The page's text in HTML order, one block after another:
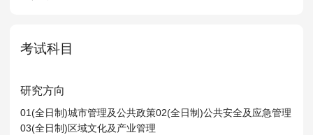
考试真题
MTA旅游管理
考试科目
研究方向
01(全日制)城市管理及公共政策02(全日制)公共安全及应急管理
03(全日制)区域文化及产业管理